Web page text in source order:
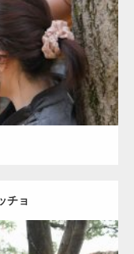
チョ
フリー素材メンバーが
び」にてマッスルプ